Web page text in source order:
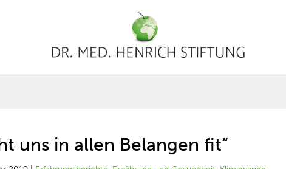
uns in allen Belangen fit“